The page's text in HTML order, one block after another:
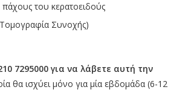
του κερατοειδούς
Συνοχής)
7295000 για να λάβετε αυτή την
θα ισχύει μόνο για μία εβδομάδα (6-12